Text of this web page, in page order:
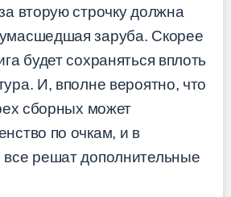
вторую строчку должна
заруба. Скорее
будет сохраняться вплоть
И, вполне вероятно, что
сборных может
по очкам, и в
все решат дополнительные